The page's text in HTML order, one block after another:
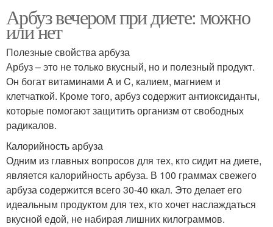
Арбуз вечером при диете: можно
или нет
Полезные свойства арбуза
Арбуз – это не только вкусный, но и полезный продукт.
Он богат витаминами A и C, калием, магнием и
клетчаткой. Кроме того, арбуз содержит антиоксиданты,
которые помогают защитить организм от свободных
радикалов.
Калорийность арбуза
Одним из главных вопросов для тех, кто сидит на диете,
является калорийность арбуза. В 100 граммах свежего
арбуза содержится всего 30-40 ккал. Это делает его
идеальным продуктом для тех, кто хочет наслаждаться
вкусной едой, не набирая лишних килограммов.